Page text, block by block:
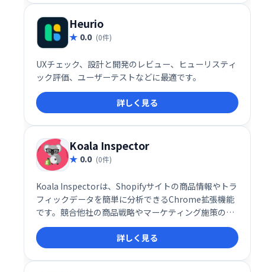
Heurio
0.0 (0件)
UXチェック、設計と開発のレビュー、ヒューリスティ
ック評価、ユーザーテストなどに最適です。
詳しく見る
Koala Inspector
0.0 (0件)
Koala Inspectorは、Shopifyサイトの商品情報やトラ
フィックデータを簡単に分析できるChrome拡張機能
です。競合他社の商品戦略やマーケティング施策の調
査に役立ち、ビジネスチャンスの発見を支援します。
多くのユーザーから高い評価を得ており、Shopifyビ
ジネスの成功に貢献します。
詳しく見る